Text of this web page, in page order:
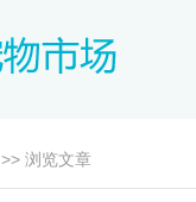
>> 浏览文章